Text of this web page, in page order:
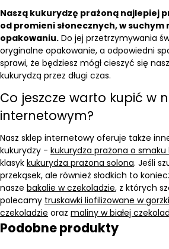
Naszą kukurydzę prażoną najlepiej
od promieni słonecznych, w suchym
opakowaniu. Do jej przetrzymywania
oryginalne opakowanie, a odpowiedni
sprawi, że będziesz mógł cieszyć się
kukurydzą przez długi czas.
Co jeszcze warto kupić w
internetowym?
Nasz sklep internetowy oferuje także
kukurydzy - kukurydza prażona o
klasyk kukurydza prażona solona. Jeśli
przekąsek, ale również słodkich to
nasze bakalie w czekoladzie, z których
polecamy truskawki liofilizowane w
czekoladzie oraz maliny w białej
Podobne produkty